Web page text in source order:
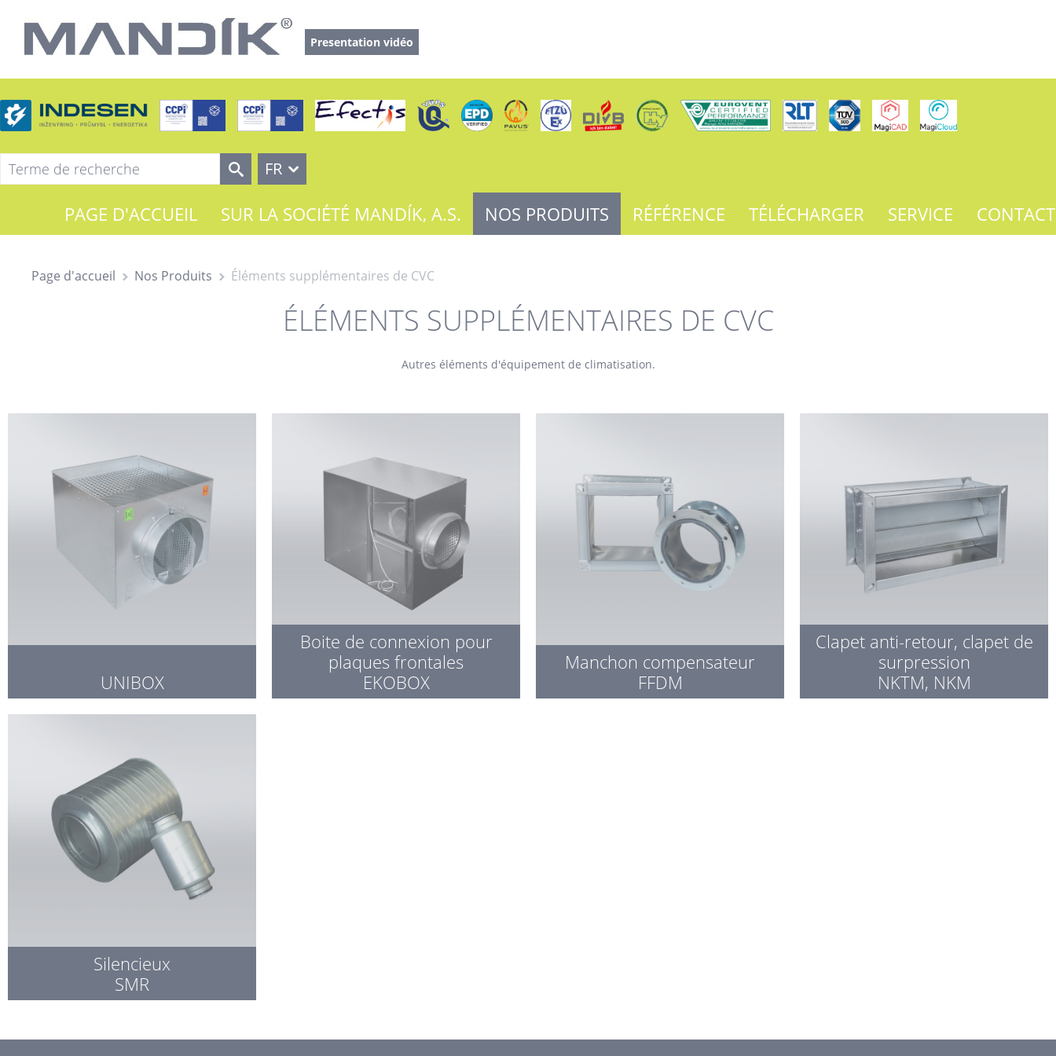
Presentation vidéo
FR
PAGE D'ACCUEIL SUR LA SOCIÉTÉ MANDÍK, A.S. NOS PRODUITS RÉFÉRENCE TÉLÉCHARGER SERVICE
Page d'accueil Nos Produits Éléments supplémentaires de CVC
ÉLÉMENTS SUPPLÉMENTAIRES DE CVC
Autres éléments d'équipement de climatisation.
UNIBOX
Boite de connexion pour
plaques frontales
EKOBOX
Manchon compensateur
FFDM
Clapet anti-retour, clapet de
surpression
NKTM, NKM
Silencieux
SMR